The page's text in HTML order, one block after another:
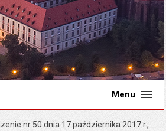
Menu
nr 50 dnia 17 października 2017 r.,